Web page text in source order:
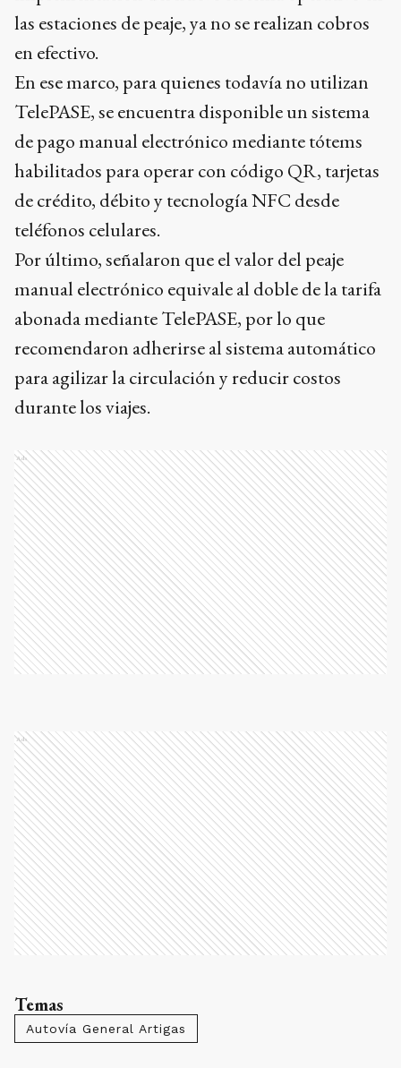
las estaciones de peaje, ya no se realizan cobros
en efectivo.
En ese marco, para quienes todavía no utilizan
TelePASE, se encuentra disponible un sistema
de pago manual electrónico mediante tótems
habilitados para operar con código QR, tarjetas
de crédito, débito y tecnología NFC desde
teléfonos celulares.
Por último, señalaron que el valor del peaje
manual electrónico equivale al doble de la tarifa
abonada mediante TelePASE, por lo que
recomendaron adherirse al sistema automático
para agilizar la circulación y reducir costos
durante los viajes.
Ads
Ads
Temas
Autovía General Artigas